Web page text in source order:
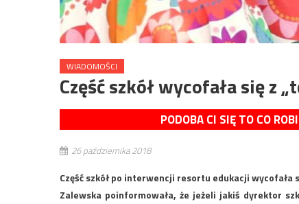
WIADOMOŚCI
Część szkół wycofała się z
PODOBA CI SIĘ TO CO
26 października 2018
Część szkół po interwencji resortu edukacji
Zalewska poinformowała, że jeżeli jakiś dyrektor